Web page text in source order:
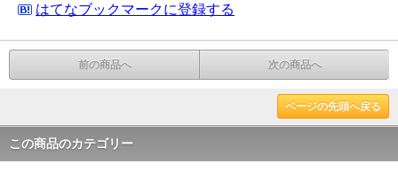
はてなブックマークに登録する
前の商品へ 次の商品へ
ページの先頭へ戻る
この商品のカテゴリー